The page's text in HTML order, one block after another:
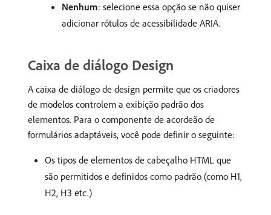
Nenhum: selecione essa opção se não quiser
adicionar rótulos de acessibilidade ARIA.
Caixa de diálogo Design
A caixa de diálogo de design permite que os criadores
de modelos controlem a exibição padrão dos
elementos. Para o componente de acordeão de
formulários adaptáveis, você pode definir o seguinte:
Os tipos de elementos de cabeçalho HTML que
são permitidos e definidos como padrão (como H1,
H2, H3 etc.)